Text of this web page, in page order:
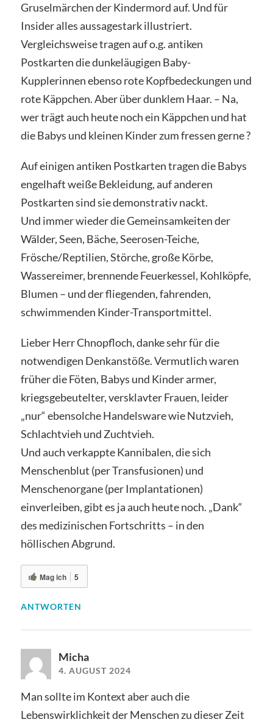
Gruselmärchen der Kindermord auf. Und für
Insider alles aussagestark illustriert.
Vergleichsweise tragen auf o.g. antiken
Postkarten die dunkeläugigen Baby-
Kupplerinnen ebenso rote Kopfbedeckungen und
rote Käppchen. Aber über dunklem Haar. – Na,
wer trägt auch heute noch ein Käppchen und hat
die Babys und kleinen Kinder zum fressen gerne ?
Auf einigen antiken Postkarten tragen die Babys
engelhaft weiße Bekleidung, auf anderen
Postkarten sind sie demonstrativ nackt.
Und immer wieder die Gemeinsamkeiten der
Wälder, Seen, Bäche, Seerosen-Teiche,
Frösche/Reptilien, Störche, große Körbe,
Wassereimer, brennende Feuerkessel, Kohlköpfe,
Blumen – und der fliegenden, fahrenden,
schwimmenden Kinder-Transportmittel.
Lieber Herr Chnopfloch, danke sehr für die
notwendigen Denkanstöße. Vermutlich waren
früher die Föten, Babys und Kinder armer,
kriegsgebeutelter, versklavter Frauen, leider
„nur“ ebensolche Handelsware wie Nutzvieh,
Schlachtvieh und Zuchtvieh.
Und auch verkappte Kannibalen, die sich
Menschenblut (per Transfusionen) und
Menschenorgane (per Implantationen)
einverleiben, gibt es ja auch heute noch. „Dank“
des medizinischen Fortschritts – in den
höllischen Abgrund.
Mag ich 5
ANTWORTEN
Micha
4. AUGUST 2024
Man sollte im Kontext aber auch die
Lebenswirklichkeit der Menschen zu dieser Zeit